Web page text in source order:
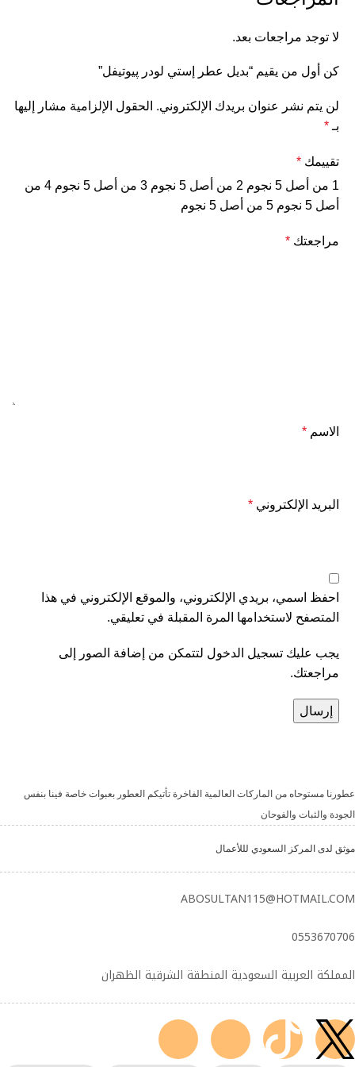
لا توجد مراجعات بعد.
كن أول من يقيم “بديل عطر إستي لودر پيوتيفل”
لن يتم نشر عنوان بريدك الإلكتروني. الحقول الإلزامية مشار إليها
بـ *
تقييمك *
1 من أصل 5 نجوم
2 من أصل 5 نجوم 3 من أصل 5 نجوم
4 من
أصل 5 نجوم
5 من أصل 5 نجوم
مراجعتك *
الاسم *
البريد الإلكتروني *
احفظ اسمي، بريدي الإلكتروني، والموقع الإلكتروني في هذا
المتصفح لاستخدامها المرة المقبلة في تعليقي.
يجب عليك تسجيل الدخول لتتمكن من إضافة الصور إلى
مراجعتك.
عطورنا مستوحاه من الماركات العالمية الفاخرة تأتيكم العطور بعبوات خاصة فينا بنفس
الجودة والثبات والفوحان
موثق لدى المركز السعودي لللأعمال
ABOSULTAN115@HOTMAIL.COM
0553670706
المملكة العربية السعودية المنطقة الشرقية الظهران